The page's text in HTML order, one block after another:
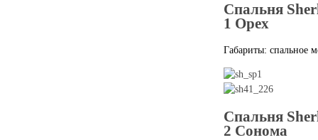
Спальня
1 Орех
Габариты: спальное
Спальня
2 Сонома